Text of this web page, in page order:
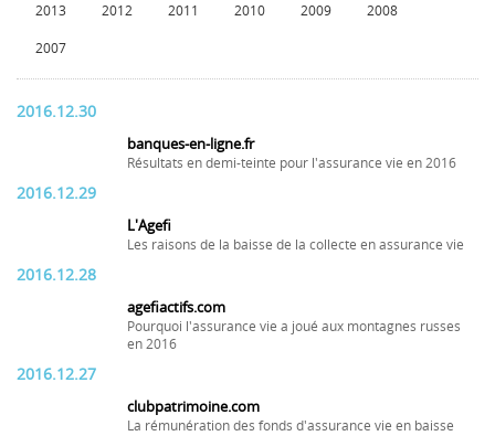
2013 2012 2011 2010 2009 2008
2007
2016.12.30
banques-en-ligne.fr
Résultats en demi-teinte pour l'assurance vie en 2016
2016.12.29
L'Agefi
Les raisons de la baisse de la collecte en assurance vie
2016.12.28
agefiactifs.com
Pourquoi l'assurance vie a joué aux montagnes russes
en 2016
2016.12.27
clubpatrimoine.com
La rémunération des fonds d'assurance vie en baisse